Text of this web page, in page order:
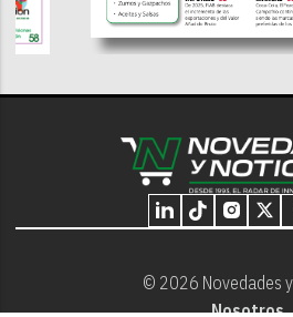
© 2026 Novedades
Nosotros